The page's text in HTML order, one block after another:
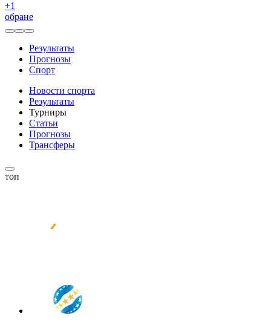
+1
обране
Результаты
Прогнозы
Спорт
Новости спорта
Результаты
Турниры
Статьи
Прогнозы
Трансферы
топ